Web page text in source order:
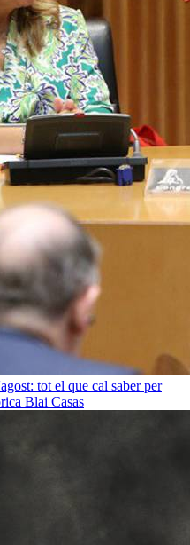
tot el que cal saber per
Blai Casas